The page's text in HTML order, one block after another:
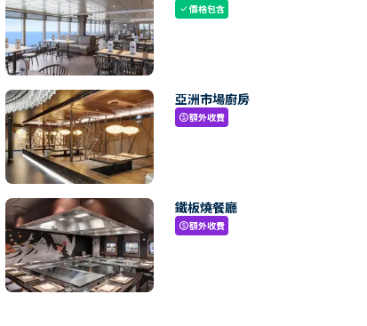
check價格包含
亞洲市場廚房
paid額外收費
鐵板燒餐廳
paid額外收費